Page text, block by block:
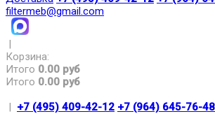
filtermeb@gmail.com
|
Корзина:
Итого 0.00 руб
Итого 0.00 руб
| +7 (495) 409-42-12 +7 (964) 645-76-48